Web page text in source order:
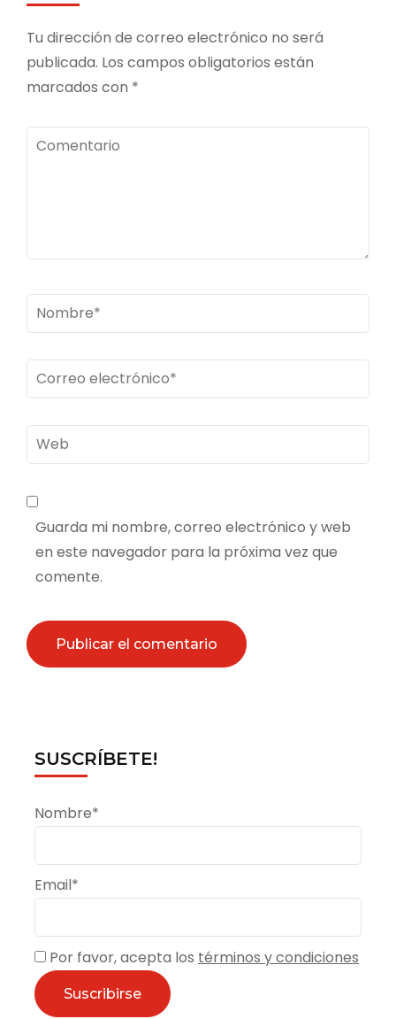
Tu dirección de correo electrónico no será
publicada. Los campos obligatorios están
marcados con *
Comentario
Nombre*
Correo
electrónico*
Web
Guarda mi nombre, correo electrónico y web
en este navegador para la próxima vez que
comente.
SUSCRÍBETE!
Nombre*
Email*
Por favor, acepta los términos y condiciones